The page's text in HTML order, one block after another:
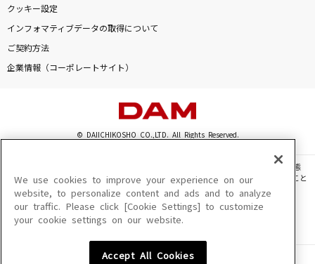
クッキー設定
インフォマティブデータの取得について
ご契約方法
企業情報（コーポレートサイト）
© DAIICHIKOSHO CO.,LTD. All Rights Reserved.
このサイトに掲載されている一切の文章・画像・写真・動画・音声等を、手段や形態
を問わず、著作権法の定める範囲を超えて無断で複製、転載、ファイル化などすること
を禁じます。
楽曲及びコンテンツは、機種によりご利用いただけない場合があります。
楽曲及びコンテンツの配信日、配信内容が変更になる場合があります。
We use cookies to improve your experience on our
website, to personalize content and ads and to analyze
our traffic. Please click [Cookie Settings] to customize
your cookie settings on our website.
Accept All Cookies